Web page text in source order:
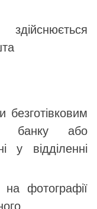
банку або
у відділенні
на фотографії